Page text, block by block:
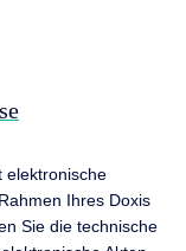
elektronische
Ihres Doxis
Sie die technische